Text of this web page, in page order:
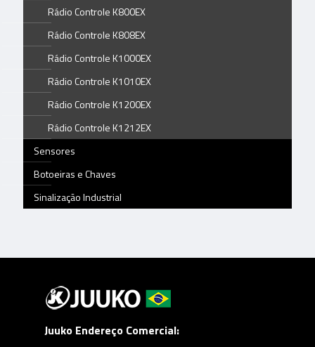
Rádio Controle K800EX
Rádio Controle K808EX
Rádio Controle K1000EX
Rádio Controle K1010EX
Rádio Controle K1200EX
Rádio Controle K1212EX
Sensores
Botoeiras e Chaves
Sinalização Industrial
Juuko Endereço Comercial: